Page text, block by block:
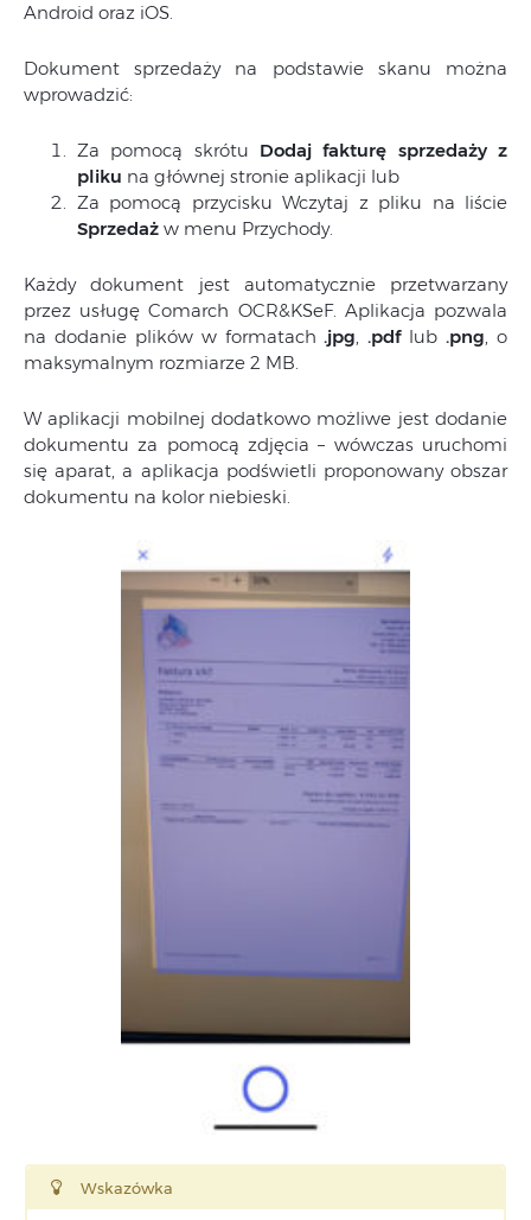
Android oraz iOS.
Dokument sprzedaży na podstawie skanu można
wprowadzić:
Za pomocą skrótu Dodaj fakturę sprzedaży z
pliku na głównej stronie aplikacji lub
Za pomocą przycisku Wczytaj z pliku na liście
Sprzedaż w menu Przychody.
Każdy dokument jest automatycznie przetwarzany
przez usługę Comarch OCR&KSeF. Aplikacja pozwala
na dodanie plików w formatach.jpg,.pdflub.png, o
maksymalnym rozmiarze 2 MB.
W aplikacji mobilnej dodatkowo możliwe jest dodanie
dokumentu za pomocą zdjęcia – wówczas uruchomi
się aparat, a aplikacja podświetli proponowany obszar
dokumentu na kolor niebieski.
Wskazówka